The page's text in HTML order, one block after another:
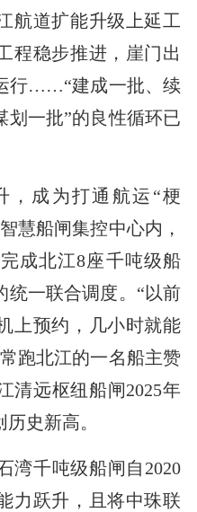
航道扩能升级上延工
程稳步推进，崖门出
行……“建成一批、续
划一批”的良性循环已
，成为打通航运“梗
慧船闸集控中心内，
成北江8座千吨级船
统一联合调度。“以前
上预约，几小时就能
跑北江的一名船主赞
清远枢纽船闸2025年
史新高。
湾千吨级船闸自2020
力跃升，且将中珠联